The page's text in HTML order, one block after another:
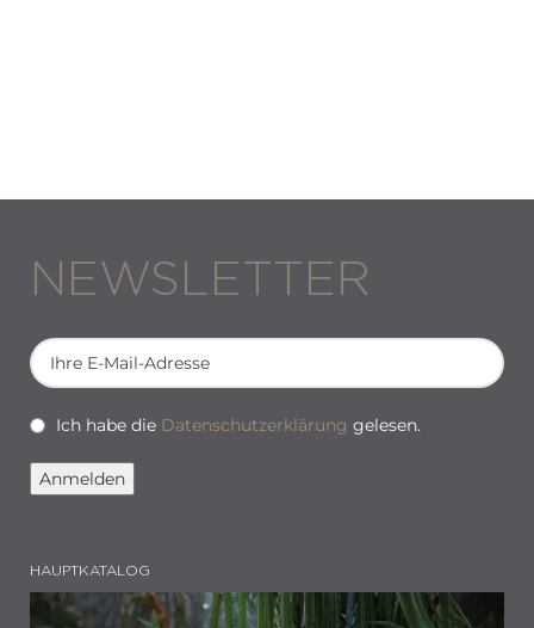
NEWSLETTER
Ich habe die Datenschutzerklärung gelesen.
HAUPTKATALOG